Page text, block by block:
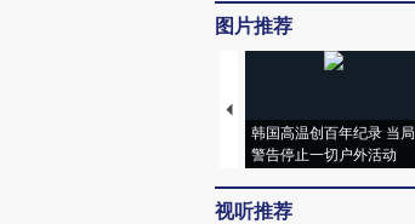
图片推荐
韩国高温创百年纪录 当局
警告停止一切户外活动
视听推荐